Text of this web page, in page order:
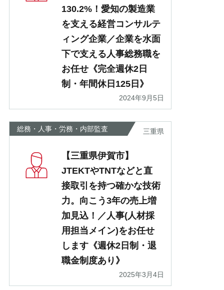
130.2%！愛知の製造業
を支える経営コンサルテ
ィング企業／企業を水面
下で支える人事総務職を
お任せ《完全週休2日
制・年間休日125日》
2024年9月5日
総務・人事・労務・内部監査 三重県
【三重県伊賀市】
JTEKTやTNTなどと直
接取引を持つ確かな技術
力。向こう3年の売上増
加見込！／人事(人材採
用担当メイン)をお任せ
します《週休2日制・退
職金制度あり》
2025年3月4日